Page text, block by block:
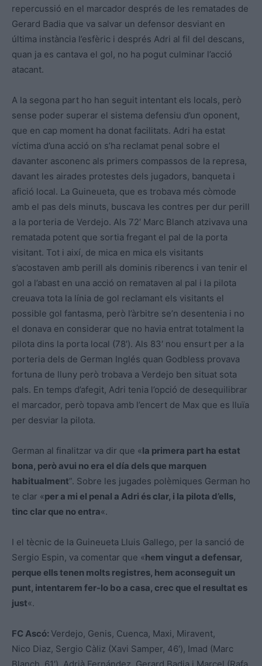
repercussió en el marcador després de les rematades de
Gerard Badia que va salvar un defensor desviant en
última instància l’esfèric i després Adri al fil del descans,
quan ja es cantava el gol, no ha pogut culminar l’acció
atacant.
A la segona part ho han seguit intentant els locals, però
sense poder superar el sistema defensiu d’un oponent,
que en cap moment ha donat facilitats. Adri ha estat
víctima d’una acció on s’ha reclamat penal sobre el
davanter asconenc als primers compassos de la represa,
davant les airades protestes dels jugadors, banqueta i
afició local. La Guineueta, que es trobava més còmode
amb el pas dels minuts, buscava les contres per dur perill
a la porteria de Verdejo. Als 72′ Marc Blanch atzivava una
rematada potent que sortia fregant el pal de la porta
visitant. Tot i així, de mica en mica els visitants
s’acostaven amb perill als dominis riberencs i van tenir el
gol a l’abast en una acció on remataven al pal i la pilota
creuava tota la línia de gol reclamant els visitants el
possible gol fantasma, però l’àrbitre se’n desentenia i no
el donava en considerar que no havia entrat totalment la
pilota dins la porta local (78′). Als 83′ nou ensurt per a la
porteria dels de German Inglés quan Godbless provava
fortuna de lluny però trobava a Verdejo ben situat sota
pals. En temps d’afegit, Adri tenia l’opció de desequilibrar
el marcador, però topava amb l’encert de Max que es lluïa
per desviar la pilota.
German al finalitzar va dir que «la primera part ha estat
bona, però avui no era el día dels que marquen
habitualment”. Sobre les jugades polèmiques German ho
te clar «per a mi el penal a Adri és clar, i la pilota d’ells,
tinc clar que no entra«.
I el tècnic de la Guineueta Lluis Gallego, per la sanció de
Sergio Espin, va comentar que «hem vingut a defensar,
perque ells tenen molts registres, hem aconseguit un
punt, intentarem fer-lo bo a casa, crec que el resultat es
just«.
FC Ascó: Verdejo, Genis, Cuenca, Maxi, Miravent,
Nico Diaz, Sergio Càliz (Xavi Samper, 46′), Imad (Marc